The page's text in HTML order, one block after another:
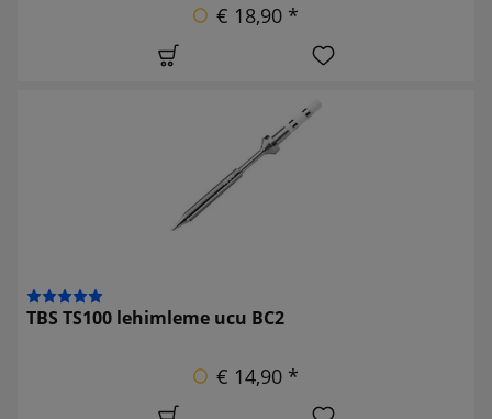
€ 18,90 *
TBS TS100 lehimleme ucu BC2
€ 14,90 *